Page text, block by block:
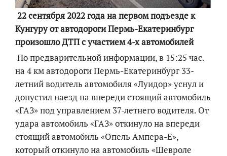
22 сентября 2022 года на первом подъезде к
Кунгуру от автодороги Пермь-Екатеринбург
произошло ДТП с участием 4-х автомобилей
По предварительной информации, в 15:25 час.
на 4 км автодороги Пермь-Екатеринбург 33-
летний водитель автомобиля «Луидор» уснул и
допустил наезд на впереди стоящий автомобиль
«ГАЗ» под управлением 37-летнего водителя. От
удара автомобиль «ГАЗ» откинуло на впереди
стоящий автомобиль «Опель Ампера-Е»,
который откинуло на автомобиль «Шевроле